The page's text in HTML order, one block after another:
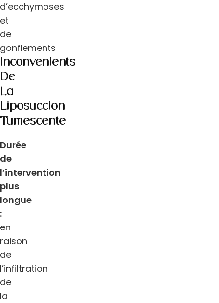
d’ecchymoses
et
de
gonflements
Inconvénients
De
La
Liposuccion
Tumescente
Durée
de
l’intervention
plus
longue
:
en
raison
de
l’infiltration
de
la